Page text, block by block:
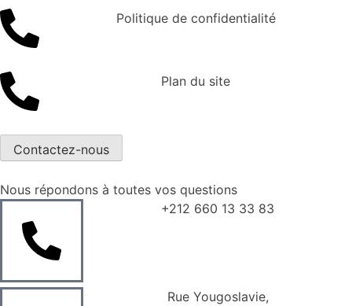
Politique de confidentialité
Plan du site
Contactez-nous
Nous répondons à toutes vos questions
+212 660 13 33 83
Rue Yougoslavie,